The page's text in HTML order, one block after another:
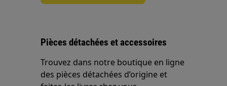
Pièces détachées et accessoires
Trouvez dans notre boutique en ligne
des pièces détachées d’origine et